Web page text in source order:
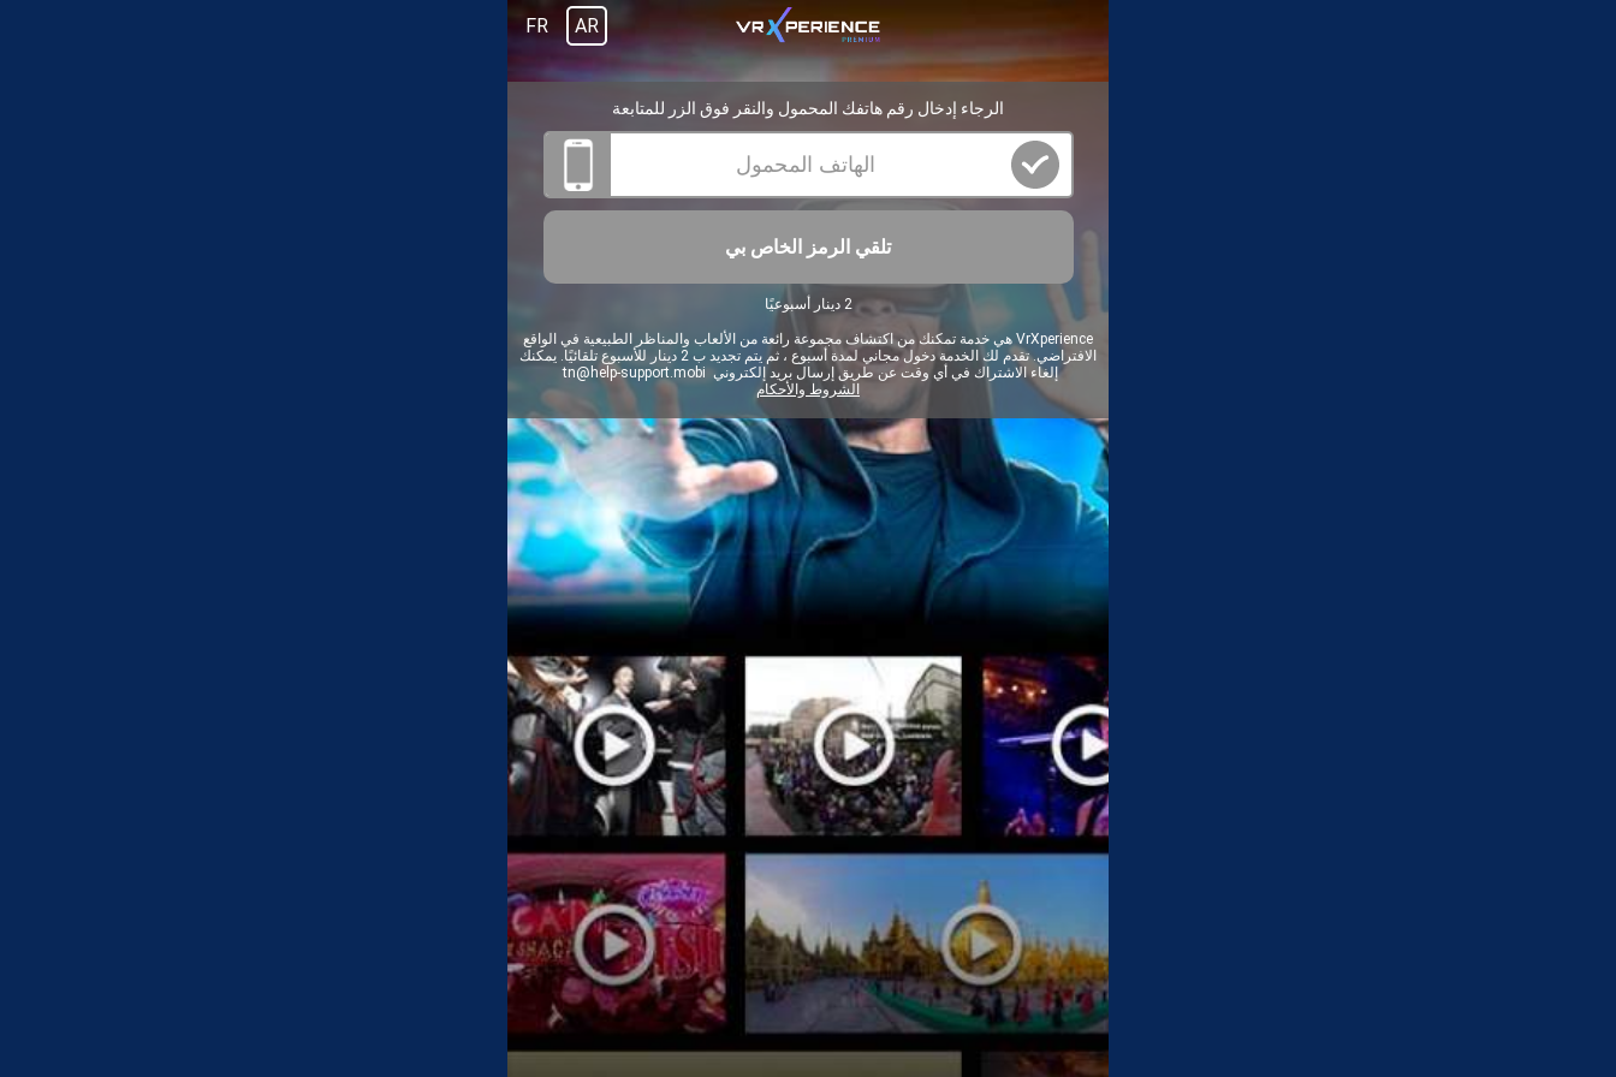
AR
FR
الرجاء إدخال رقم هاتفك المحمول والنقر فوق الزر للمتابعة
تلقي الرمز الخاص بي
2 دينار أسبوعيًا
VrXperience هي خدمة تمكنك من اكتشاف مجموعة رائعة من الألعاب والمناظر الطبيعية في الواقع
الافتراضي. تقدم لك الخدمة دخول مجاني لمدة أسبوع ، ثم يتم تجديد ب 2 دينار للأسبوع تلقائيًا. يمكنك
إلغاء الاشتراك في أي وقت عن طريق إرسال بريد إلكتروني tn@help-support.mobi
الشروط والأحكام